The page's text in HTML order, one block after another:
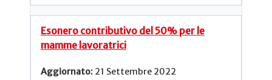
Esonero contributivo del 50% per le
mamme lavoratrici
21 Settembre 2022